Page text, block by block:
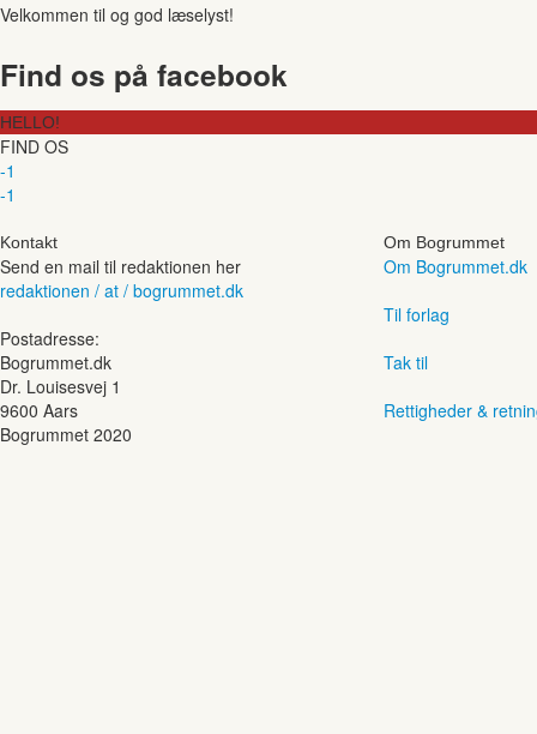
Velkommen til og god læselyst!
Find os på facebook
HELLO!
FIND OS
-1
-1
Kontakt
Send en mail til redaktionen her
redaktionen / at / bogrummet.dk
Postadresse:
Bogrummet.dk
Dr. Louisesvej 1
9600 Aars
Om Bogrummet
Om Bogrummet.dk
Til forlag
Tak til
Rettigheder &
Bogrummet 2020